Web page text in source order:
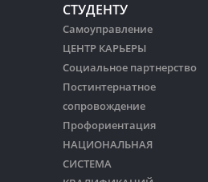
СТУДЕНТУ
Самоуправление
ЦЕНТР КАРЬЕРЫ
Социальное партнерство
Постинтернатное
сопровождение
Профориентация
НАЦИОНАЛЬНАЯ
СИСТЕМА